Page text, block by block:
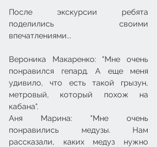
После экскурсии ребята
поделились своими
впечатлениями...
Вероника Макаренко: "Мне очень
понравился гепард. А еще меня
удивило, что есть такой грызун,
метровый, который похож на
кабана".
Аня Марина: "Мне очень
понравились медузы. Нам
рассказали, каких медуз нужно